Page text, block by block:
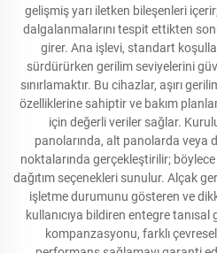
gelişmiş yarı iletken bileşenleri
dalgalanmalarını tespit ettikten
girer. Ana işlevi, standart
sürdürürken gerilim seviyelerini
sınırlamaktır. Bu cihazlar, aşırı
özelliklerine sahiptir ve bakım
için değerli veriler sağlar.
panolarında, alt panolarda veya
noktalarında gerçekleştirilir;
dağıtım seçenekleri sunulur. Alçak
işletme durumunu gösteren ve
kullanıcıya bildiren entegre tanısal
kompanzasyonu, farklı